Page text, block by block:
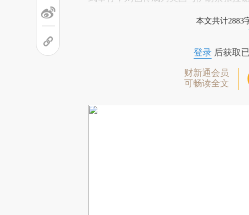
本文共计2883
登录后获取
财新通会员
可畅读全文